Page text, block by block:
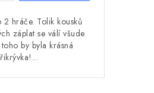
2 hráče. Tolik kousků
záplat se válí všude
by byla krásná